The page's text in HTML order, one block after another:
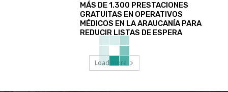
MÁS DE 1.300 PRESTACIONES
GRATUITAS EN OPERATIVOS
MÉDICOS EN LA ARAUCANÍA PARA
REDUCIR LISTAS DE ESPERA
Load more